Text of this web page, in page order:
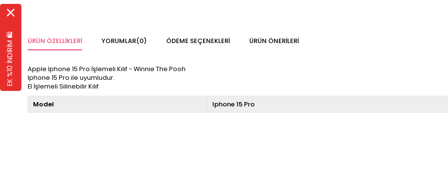
ÜRÜN ÖZELLIKLERI YORUMLAR(0) ÖDEME SEÇENEKLERI ÜRÜN ÖNERILERI
Apple Iphone 15 Pro İşlemeli Kılıf - Winnie The Pooh
Iphone 15 Pro ile uyumludur.
El İşlemeli Silinebilir Kılıf
Model Iphone 15 Pro
EK %10 İNDİRİM 🛍️